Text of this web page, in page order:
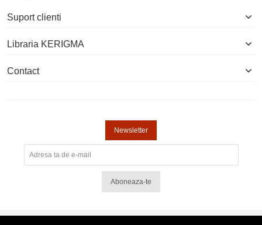
Suport clienti
Libraria KERIGMA
Contact
Newsletter
Aboneaza-te